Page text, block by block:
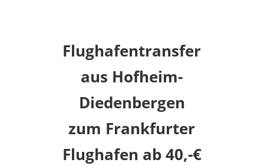
Flughafentransfer
aus Hofheim-
Diedenbergen
zum Frankfurter
Flughafen ab 40,-€